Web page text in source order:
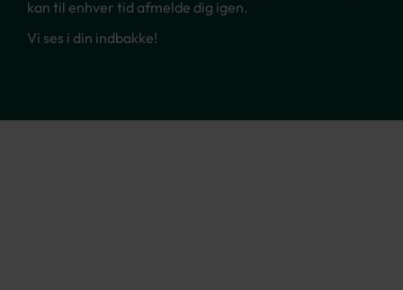
kan til enhver tid afmelde dig igen.
Vi ses i din indbakke!